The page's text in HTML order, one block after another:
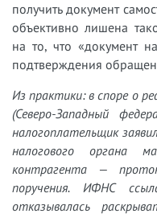
получить документ
объективно лишена
на то, что «документ
подтверждения
Из практики: в споре о
(Северо-Западный
налогоплательщик
налогового органа
контрагента —
поручения. ИФНС
отказывалась